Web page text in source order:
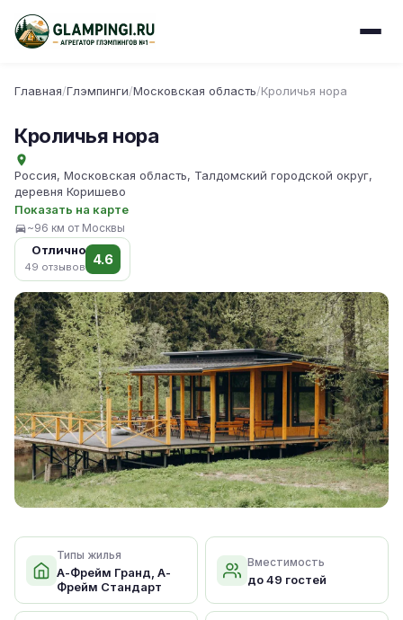
Главная/Глэмпинги/Московская область/Кроличья нора
Кроличья нора
Россия, Московская область, Талдомский городской округ,
деревня Коришево
Показать на карте
~96 км от Москвы
Отлично
49 отзывов 4.6
Типы жилья
А-Фрейм Гранд, А-
Фрейм Стандарт
Вместимость
до 49 гостей